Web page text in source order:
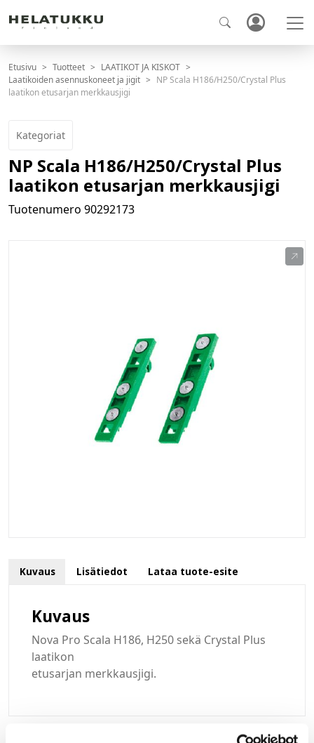
Etusivu Tuotteet
LAATIKOT JA KISKOT
Laatikoiden asennuskoneet ja jigit
NP Scala H186/H250/Crystal Plus
laatikon etusarjan merkkausjigi
Kategoriat
NP Scala H186/H250/Crystal Plus
laatikon etusarjan merkkausjigi
Tuotenumero 90292173
Kuvaus Lisätiedot Lataa tuote-esite
Kuvaus
Nova Pro Scala H186, H250 sekä Crystal Plus
laatikon
etusarjan merkkausjigi.